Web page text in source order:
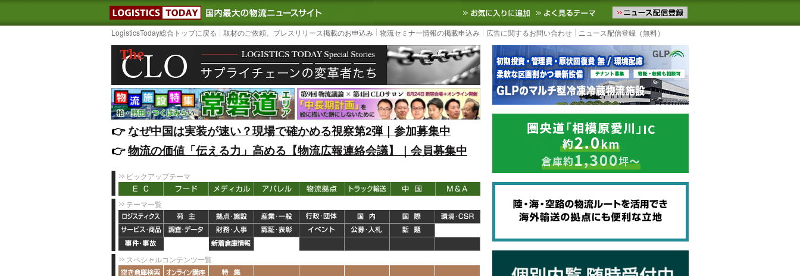
LOGISTICS TODAY｜国内最大の物流ニュースサイト3PL, SCMなど国内外の最新の物流ニュースをお届けします。物流ニュースメール配信を登録す
お気に入りに追加 よく見るテーマ
LogisticsToday総合トップに戻る 取材のご依頼、プレスリリース掲載のお申込み 物流セミナー情報の掲載申込み 広告に関するお問い合わせ ニュース配信登録（無料）
👉️なぜ中国は実装が速い？現場で確かめる視察第2弾｜参加募集中
👉️物流の価値「伝える力」高める【物流広報連絡会議】｜会員募集中
ピックアップテーマ
テーマ一覧
スペシャルコンテンツ一覧